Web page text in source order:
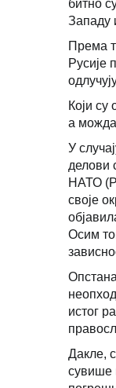
битно
Западу
Према
Русије
Који
а можда
У
делови
НАТО
своје
Осим
истог
Дакле,
сувише